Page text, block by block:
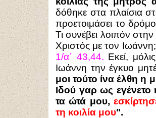
δόθηκε στα πλαίσια
προετοιμάσει το
Τι συνέβει λοιπόν
Χριστός με τον
1/α΄ 43,44. Εκεί,
Ιωάννη την έγκυο
μοι τούτο ίνα έλθη
Ιδού γαρ ως
τα ώτά μου,
τη κοιλία μου".